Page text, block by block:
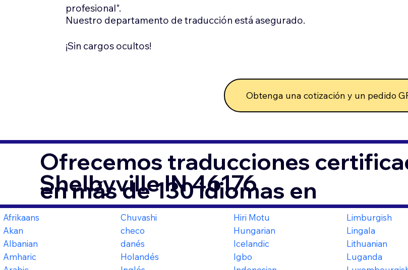
profesional".
Nuestro departamento de traducción está asegurado.
¡Sin cargos ocultos!
Obtenga una cotización y un pedido
Ofrecemos traducciones
en más de 130 idiomas en
Shelbyville IN 46176
Afrikaans
Akan
Albanian
Amharic
Chuvashi
checo
danés
Holandés
Hiri Motu
Hungarian
Icelandic
Igbo
Limburgish
Lingala
Lithuanian
Luganda